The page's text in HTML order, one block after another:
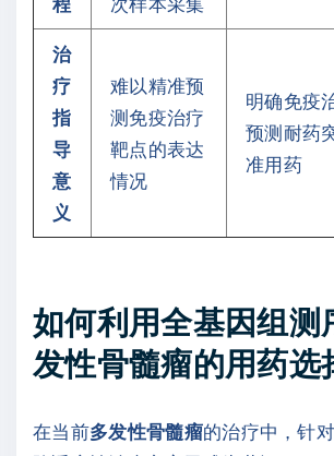
治
疗
指
导
意
义
难以精准预
测免疫治疗
靶点的表达
情况
明确免疫
预测耐药
准用药
如何利用全基因组测
发性骨髓瘤的用药选
在当前多发性骨髓瘤的治疗中，针